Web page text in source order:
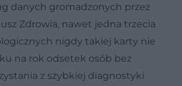
danych gromadzonych przez
Zdrowia, nawet jedna trzecia
nigdy takiej karty nie
na rok odsetek osób bez
z szybkiej diagnostyki